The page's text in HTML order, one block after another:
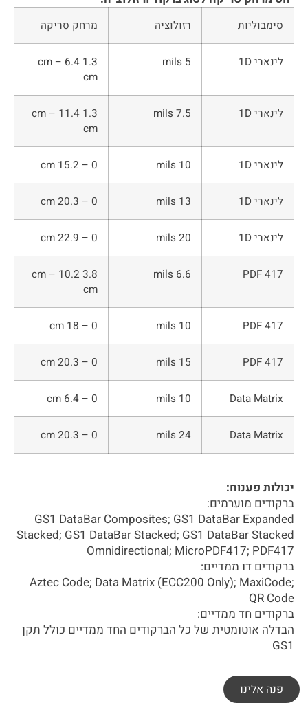
סימבוליות רזולוציה מרחק סריקה
לינארי 1D 5 mils
1.3 cm – 6.4
cm
לינארי 1D 7.5 mils
1.3 cm – 11.4
cm
לינארי 1D 10 mils
0 – 15.2 cm
לינארי 1D 13 mils
0 – 20.3 cm
לינארי 1D 20 mils
0 – 22.9 cm
PDF 417
6.6 mils
3.8 cm – 10.2
cm
PDF 417
10 mils
0 – 18 cm
PDF 417
15 mils
0 – 20.3 cm
Data Matrix
10 mils
0 – 6.4 cm
Data Matrix
24 mils
0 – 20.3 cm
יכולות פענוח:
ברקודים מוערמים:
GS1 DataBar Composites; GS1 DataBar Expanded
Stacked; GS1 DataBar Stacked; GS1 DataBar Stacked
Omnidirectional; MicroPDF417; PDF417
ברקודים דו ממדיים:
Aztec Code; Data Matrix (ECC200 Only); MaxiCode;
QR Code
ברקודים חד ממדיים:
הבדלה אוטומטית של כל הברקודים החד ממדיים כולל תקן
GS1
פנה אלינו